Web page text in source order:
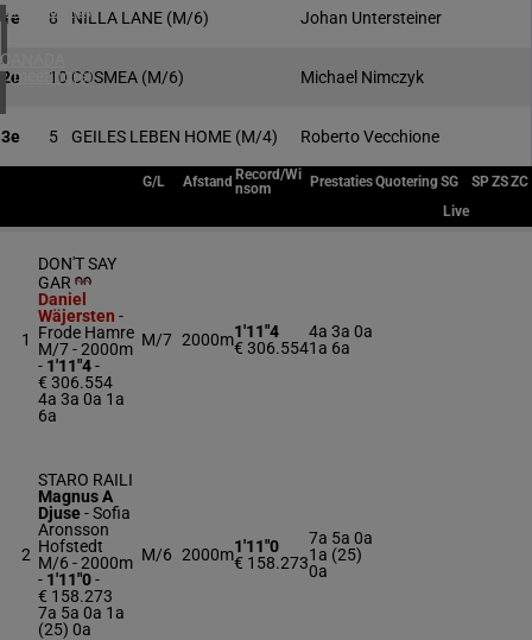
4 meeting(s)
CANADA
1 meeting(s)
1e 8 NILLA LANE (M/6) Johan Untersteiner
2e 10 COSMEA (M/6) Michael Nimczyk
3e 5 GEILES LEBEN HOME (M/4) Roberto Vecchione
G/L Afstand Record/Wi
nsom
PrestatiesQuoteringSG SPZSZC
Live
1
DON'T SAY
GAR
Daniel
Wäjersten -
Frode Hamre
M/7 - 2000m
- 1'11"4-
€ 306.554
4a 3a 0a 1a
6a
M/7 2000m1'11"4
€ 306.554
4a 3a 0a
1a 6a
2
STARO RAILI
Magnus A
Djuse-Sofia
Aronsson
Hofstedt
M/6 - 2000m
- 1'11"0-
€ 158.273
7a 5a 0a 1a
(25) 0a
M/6 2000m1'11"0
€ 158.273
7a 5a 0a
1a (25)
0a